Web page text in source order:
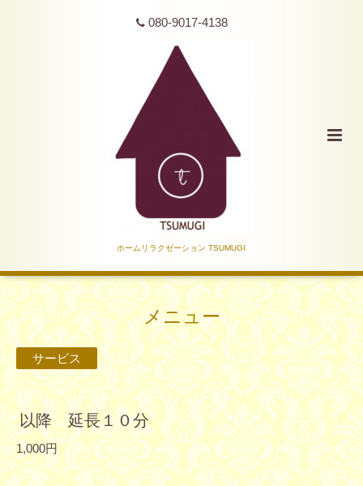
080-9017-4138
ホームリラクゼーション TSUMUGI
メニュー
サービス
以降 延長１０分
1,000円